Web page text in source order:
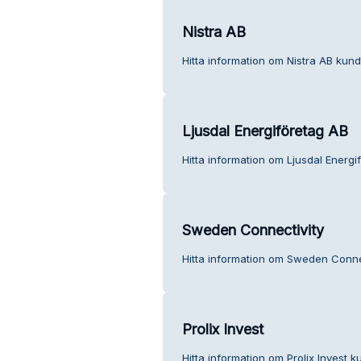
Nistra AB
Hitta information om Nistra AB
Ljusdal Energiföretag AB
Hitta information om Ljusdal
Sweden Connectivity
Hitta information om Sweden
Prolix Invest
Hitta information om Prolix Invest